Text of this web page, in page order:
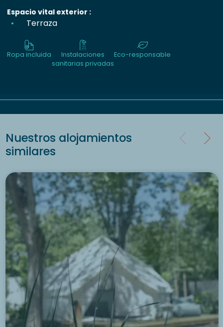
Espacio vital exterior :
Terraza
Ropa incluida
Instalaciones
sanitarias privadas
Eco-responsable
Nuestros alojamientos
similares